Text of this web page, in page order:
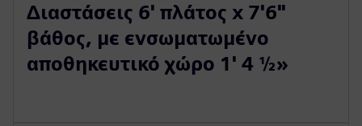
Διαστάσεις 6' πλάτος x 7'6"
βάθος, με ενσωματωμένο
αποθηκευτικό χώρο 1' 4 ½»